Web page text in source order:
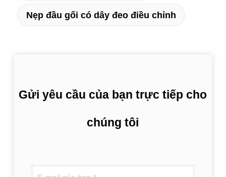
Nẹp đầu gối có dây đeo điều chỉnh
Gửi yêu cầu của bạn trực tiếp cho
chúng tôi